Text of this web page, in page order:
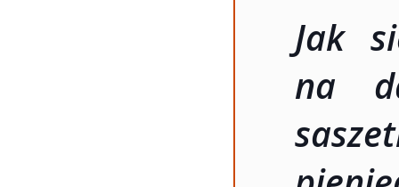
Jak
na